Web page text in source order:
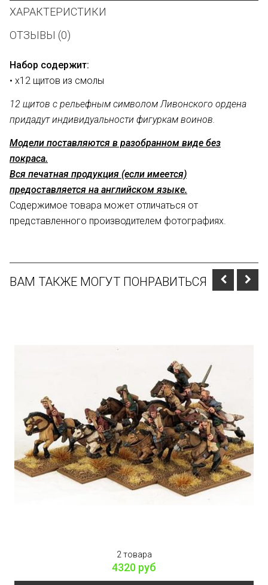
ХАРАКТЕРИСТИКИ
ОТЗЫВЫ (0)
Набор содержит:
• х12 щитов из смолы
12 щитов с рельефным символом Ливонского ордена
придадут индивидуальности фигуркам воинов.
Модели поставляются в разобранном виде без
покраса.
Вся печатная продукция (если имеется)
предоставляется на английском языке.
Содержимое товара может отличаться от
представленного производителем фотографиях.
ВАМ ТАКЖЕ МОГУТ ПОНРАВИТЬСЯ
2 товара
4320 руб